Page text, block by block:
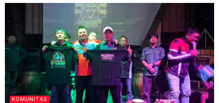
KOMUNITAS